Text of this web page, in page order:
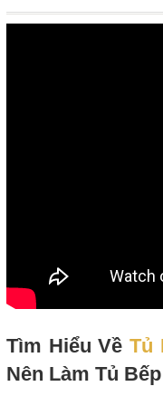
Tìm Hiểu Về Tủ
Nên Làm Tủ